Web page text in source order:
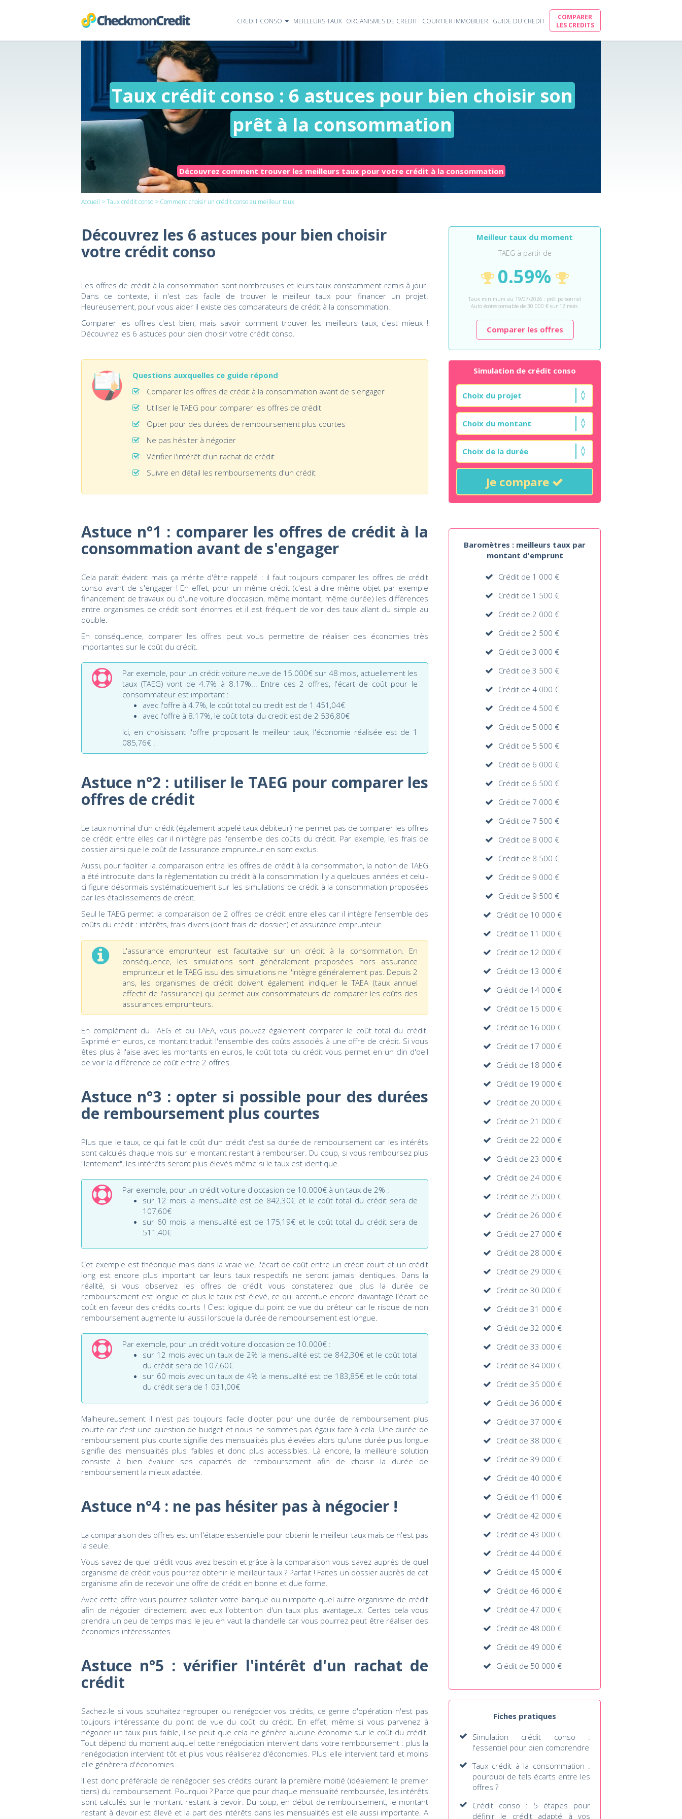
CREDIT CONSO MEILLEURS TAUX ORGANISMES DE CREDIT COURTIER IMMOBILIER GUIDE DU CREDIT
COMPARER
LES CREDITS
Taux crédit conso : 6 astuces pour bien choisir son
prêt à la consommation
Découvrez comment trouver les meilleurs taux pour votre crédit à la consommation
Accueil >Taux crédit conso > Comment choisir un crédit conso au meilleur taux
Découvrez les 6 astuces pour bien choisir
votre crédit conso
Les offres de crédit à la consommation sont nombreuses et leurs taux constamment remis à jour.
Dans ce contexte, il n'est pas facile de trouver le meilleur taux pour financer un projet.
Heureusement, pour vous aider il existe des comparateurs de crédit à la consommation.
Comparer les offres c'est bien, mais savoir comment trouver les meilleurs taux, c'est mieux !
Découvrez les 6 astuces pour bien choisir votre crédit conso.
Questions auxquelles ce guide répond
Comparer les offres de crédit à la consommation avant de s'engager
Utiliser le TAEG pour comparer les offres de crédit
Opter pour des durées de remboursement plus courtes
Ne pas hésiter à négocier
Vérifier l'intérêt d'un rachat de crédit
Suivre en détail les remboursements d'un crédit
Meilleur taux du moment
TAEG à partir de
0.59%
Taux minimum au 19/07/2026 : prêt personnel
Auto écoresponsable de 30 000 € sur 12 mois.
Comparer les offres
Simulation de crédit conso
Je compare
Astuce n°1 : comparer les offres de crédit à la
consommation avant de s'engager
Cela paraît évident mais ça mérite d'être rappelé : il faut toujours comparer les offres de crédit
conso avant de s'engager ! En effet, pour un même crédit (c'est à dire même objet par exemple
financement de travaux ou d'une voiture d'occasion, même montant, même durée) les différences
entre organismes de crédit sont énormes et il est fréquent de voir des taux allant du simple au
double.
En conséquence, comparer les offres peut vous permettre de réaliser des économies très
importantes sur le coût du crédit.
Par exemple, pour un crédit voiture neuve de 15.000€ sur 48 mois, actuellement les
taux (TAEG) vont de 4.7% à 8.17%... Entre ces 2 offres, l'écart de coût pour le
consommateur est important :
avec l'offre à 4.7%, le coût total du credit est de 1 451,04€
avec l'offre à 8.17%, le coût total du credit est de 2 536,80€
Ici, en choisissant l'offre proposant le meilleur taux, l'économie réalisée est de 1
085,76€ !
Astuce n°2 : utiliser le TAEG pour comparer les
offres de crédit
Le taux nominal d'un crédit (également appelé taux débiteur) ne permet pas de comparer les offres
de crédit entre elles car il n'intègre pas l'ensemble des coûts du crédit. Par exemple, les frais de
dossier ainsi que le coût de l'assurance emprunteur en sont exclus.
Aussi, pour faciliter la comparaison entre les offres de crédit à la consommation, la notion de TAEG
a été introduite dans la règlementation du crédit à la consommation il y a quelques années et celui-
ci figure désormais systématiquement sur les simulations de crédit à la consommation proposées
par les établissements de crédit.
Seul le TAEG permet la comparaison de 2 offres de crédit entre elles car il intègre l'ensemble des
coûts du crédit : intérêts, frais divers (dont frais de dossier) et assurance emprunteur.
L'assurance emprunteur est facultative sur un crédit à la consommation. En
conséquence, les simulations sont généralement proposées hors assurance
emprunteur et le TAEG issu des simulations ne l'intègre généralement pas. Depuis 2
ans, les organismes de crédit doivent également indiquer le TAEA (taux annuel
effectif de l'assurance) qui permet aux consommateurs de comparer les coûts des
assurances emprunteurs.
En complément du TAEG et du TAEA, vous pouvez également comparer le coût total du crédit.
Exprimé en euros, ce montant traduit l'ensemble des coûts associés à une offre de crédit. Si vous
êtes plus à l'aise avec les montants en euros, le coût total du crédit vous permet en un clin d'oeil
de voir la différence de coût entre 2 offres.
Astuce n°3 : opter si possible pour des durées
de remboursement plus courtes
Plus que le taux, ce qui fait le coût d'un crédit c'est sa durée de remboursement car les intérêts
sont calculés chaque mois sur le montant restant à rembourser. Du coup, si vous remboursez plus
"lentement", les intérêts seront plus élevés même si le taux est identique.
Par exemple, pour un crédit voiture d'occasion de 10.000€ à un taux de 2% :
sur 12 mois la mensualité est de 842,30€ et le coût total du crédit sera de
107,60€
sur 60 mois la mensualité est de 175,19€ et le coût total du crédit sera de
511,40€
Cet exemple est théorique mais dans la vraie vie, l'écart de coût entre un crédit court et un crédit
long est encore plus important car leurs taux respectifs ne seront jamais identiques. Dans la
réalité, si vous observez les offres de crédit vous constaterez que plus la durée de
remboursement est longue et plus le taux est élevé, ce qui accentue encore davantage l'écart de
coût en faveur des crédits courts ! C'est logique du point de vue du prêteur car le risque de non
remboursement augmente lui aussi lorsque la durée de remboursement est longue.
Par exemple, pour un crédit voiture d'occasion de 10.000€ :
sur 12 mois avec un taux de 2% la mensualité est de 842,30€ et le coût total
du crédit sera de 107,60€
sur 60 mois avec un taux de 4% la mensualité est de 183,85€ et le coût total
du crédit sera de 1 031,00€
Malheureusement il n'est pas toujours facile d'opter pour une durée de remboursement plus
courte car c'est une question de budget et nous ne sommes pas égaux face à cela. Une durée de
remboursement plus courte signifie des mensualités plus élevées alors qu'une durée plus longue
signifie des mensualités plus faibles et donc plus accessibles. Là encore, la meilleure solution
consiste à bien évaluer ses capacités de remboursement afin de choisir la durée de
remboursement la mieux adaptée.
Astuce n°4 : ne pas hésiter pas à négocier !
La comparaison des offres est un l'étape essentielle pour obtenir le meilleur taux mais ce n'est pas
la seule.
Vous savez de quel crédit vous avez besoin et grâce à la comparaison vous savez auprès de quel
organisme de crédit vous pourrez obtenir le meilleur taux ? Parfait ! Faites un dossier auprès de cet
organisme afin de recevoir une offre de crédit en bonne et due forme.
Avec cette offre vous pourrez solliciter votre banque ou n'importe quel autre organisme de crédit
afin de négocier directement avec eux l'obtention d'un taux plus avantageux. Certes cela vous
prendra un peu de temps mais le jeu en vaut la chandelle car vous pourrez peut être réaliser des
économies intéressantes.
Astuce n°5 : vérifier l'intérêt d'un rachat de
crédit
Sachez-le si vous souhaitez regrouper ou renégocier vos crédits, ce genre d'opération n'est pas
toujours intéressante du point de vue du coût du crédit. En effet, même si vous parvenez à
négocier un taux plus faible, il se peut que cela ne génère aucune économie sur le coût du crédit.
Tout dépend du moment auquel cette renégociation intervient dans votre remboursement : plus la
renégociation intervient tôt et plus vous réaliserez d'économies. Plus elle intervient tard et moins
elle génèrera d'économies...
Il est donc préférable de renégocier ses crédits durant la première moitié (idéalement le premier
tiers) du remboursement. Pourquoi ? Parce que pour chaque mensualité remboursée, les intérêts
sont calculés sur le montant restant à devoir. Du coup, en début de remboursement, le montant
restant à devoir est élevé et la part des intérêts dans les mensualités est elle aussi importante. A
Baromètres : meilleurs taux par
montant d'emprunt
Crédit de 1 000 €
Crédit de 1 500 €
Crédit de 2 000 €
Crédit de 2 500 €
Crédit de 3 000 €
Crédit de 3 500 €
Crédit de 4 000 €
Crédit de 4 500 €
Crédit de 5 000 €
Crédit de 5 500 €
Crédit de 6 000 €
Crédit de 6 500 €
Crédit de 7 000 €
Crédit de 7 500 €
Crédit de 8 000 €
Crédit de 8 500 €
Crédit de 9 000 €
Crédit de 9 500 €
Crédit de 10 000 €
Crédit de 11 000 €
Crédit de 12 000 €
Crédit de 13 000 €
Crédit de 14 000 €
Crédit de 15 000 €
Crédit de 16 000 €
Crédit de 17 000 €
Crédit de 18 000 €
Crédit de 19 000 €
Crédit de 20 000 €
Crédit de 21 000 €
Crédit de 22 000 €
Crédit de 23 000 €
Crédit de 24 000 €
Crédit de 25 000 €
Crédit de 26 000 €
Crédit de 27 000 €
Crédit de 28 000 €
Crédit de 29 000 €
Crédit de 30 000 €
Crédit de 31 000 €
Crédit de 32 000 €
Crédit de 33 000 €
Crédit de 34 000 €
Crédit de 35 000 €
Crédit de 36 000 €
Crédit de 37 000 €
Crédit de 38 000 €
Crédit de 39 000 €
Crédit de 40 000 €
Crédit de 41 000 €
Crédit de 42 000 €
Crédit de 43 000 €
Crédit de 44 000 €
Crédit de 45 000 €
Crédit de 46 000 €
Crédit de 47 000 €
Crédit de 48 000 €
Crédit de 49 000 €
Crédit de 50 000 €
Fiches pratiques
Simulation crédit conso :
l'essentiel pour bien comprendre
Taux crédit à la consommation :
pourquoi de tels écarts entre les
offres ?
Crédit conso : 5 étapes pour
définir le crédit adapté à vos